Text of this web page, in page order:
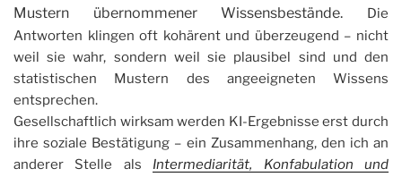
Mustern übernommener Wissensbestände. Die
Antworten klingen oft kohärent und überzeugend – nicht
weil sie wahr, sondern weil sie plausibel sind und den
statistischen Mustern des angeeigneten Wissens
entsprechen.
Gesellschaftlich wirksam werden KI-Ergebnisse erst durch
ihre soziale Bestätigung – ein Zusammenhang, den ich an
anderer Stelle als Intermediarität, Konfabulation und